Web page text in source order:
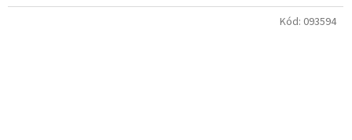
Kód: 093594